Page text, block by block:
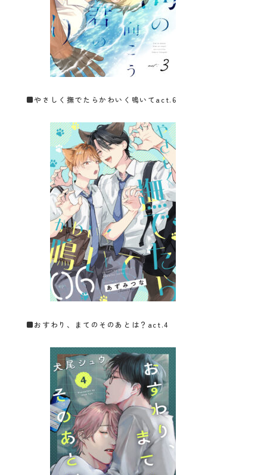
■やさしく撫でたらかわいく鳴いてact.6
■おすわり、まてのそのあとは？act.4